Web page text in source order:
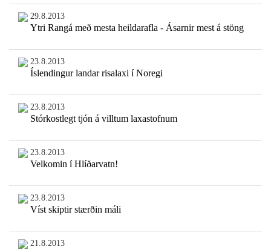
29.8.2013
Ytri Rangá með mesta heildarafla - Ásarnir mest á stöng
23.8.2013
Íslendingur landar risalaxi í Noregi
23.8.2013
Stórkostlegt tjón á villtum laxastofnum
23.8.2013
Velkomin í Hlíðarvatn!
23.8.2013
Víst skiptir stærðin máli
21.8.2013